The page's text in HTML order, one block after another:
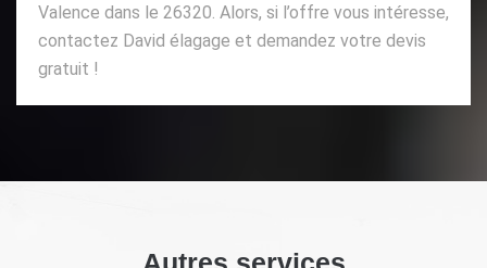
Valence dans le 26320. Alors, si l’offre vous intéresse,
contactez David élagage et demandez votre devis
gratuit !